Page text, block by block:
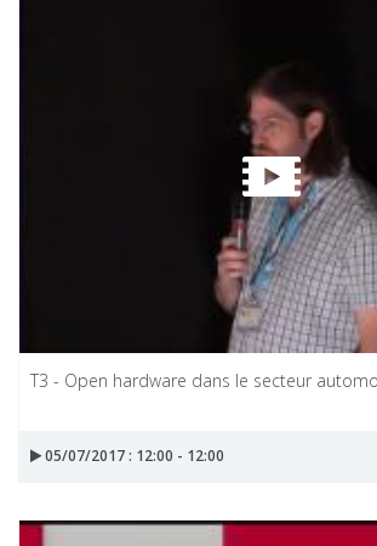
T3 - Open hardware dans le secteur
05/07/2017 : 12:00 - 12:00